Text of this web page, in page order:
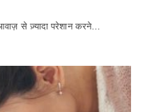
से ज़्यादा परेशान करने…